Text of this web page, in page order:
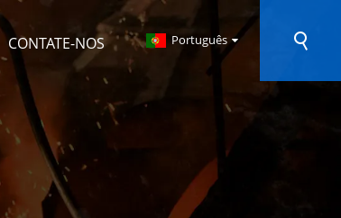
CONTATE-NOS Português